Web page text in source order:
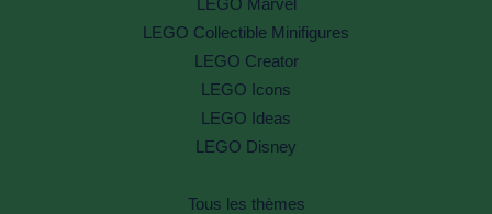
LEGO Marvel
LEGO Collectible Minifigures
LEGO Creator
LEGO Icons
LEGO Ideas
LEGO Disney
Tous les thèmes